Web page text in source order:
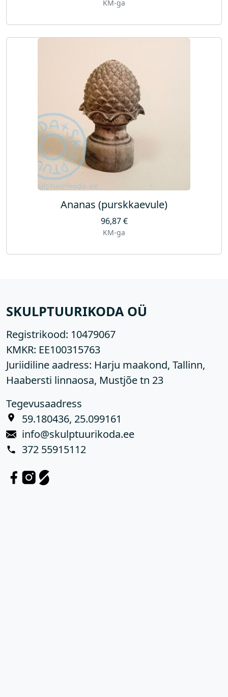
KM-ga
Ananas (purskkaevule)
96,87€
KM-ga
SKULPTUURIKODA OÜ
Registrikood: 10479067
KMKR: EE100315763
Juriidiline aadress: Harju maakond, Tallinn,
Haabersti linnaosa, Mustjõe tn 23
Tegevusaadress
59.180436, 25.099161
info@skulptuurikoda.ee
372 55915112